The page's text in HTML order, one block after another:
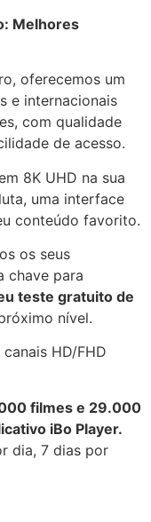
Melhores
oferecemos um
e internacionais
com qualidade
de acesso.
8K UHD na sua
uma interface
conteúdo favorito.
os seus
chave para
teste gratuito de
nível.
HD/FHD
filmes e 29.000
iBo Player.
dia, 7 dias por